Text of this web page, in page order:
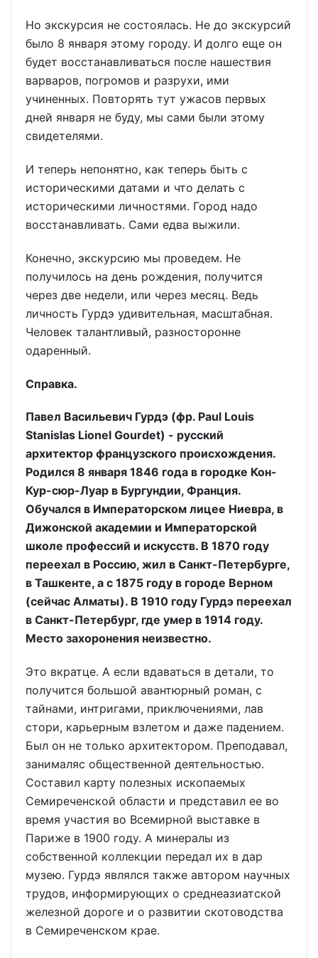
Но экскурсия не состоялась. Не до экскурсий
было 8 января этому городу. И долго еще он
будет восстанавливаться после нашествия
варваров, погромов и разрухи, ими
учиненных. Повторять тут ужасов первых
дней января не буду, мы сами были этому
свидетелями.
И теперь непонятно, как теперь быть с
историческими датами и что делать с
историческими личностями. Город надо
восстанавливать. Сами едва выжили.
Конечно, экскурсию мы проведем. Не
получилось на день рождения, получится
через две недели, или через месяц. Ведь
личность Гурдэ удивительная, масштабная.
Человек талантливый, разносторонне
одаренный.
Справка.
Павел Васильевич Гурдэ (фр. Paul Louis
Stanislas Lionel Gourdet) - русский
архитектор французского происхождения.
Родился 8 января 1846 года в городке Кон-
Кур-сюр-Луар в Бургундии, Франция.
Обучался в Императорском лицее Ниевра, в
Дижонской академии и Императорской
школе профессий и искусств. В 1870 году
переехал в Россию, жил в Санкт-Петербурге,
в Ташкенте, а с 1875 году в городе Верном
(сейчас Алматы). В 1910 году Гурдэ переехал
в Санкт-Петербург, где умер в 1914 году.
Место захоронения неизвестно.
Это вкратце. А если вдаваться в детали, то
получится большой авантюрный роман, с
тайнами, интригами, приключениями, лав
стори, карьерным взлетом и даже падением.
Был он не только архитектором. Преподавал,
занималяс общественной деятельностью.
Составил карту полезных ископаемых
Семиреченской области и представил ее во
время участия во Всемирной выставке в
Париже в 1900 году. А минералы из
собственной коллекции передал их в дар
музею. Гурдэ являлся также автором научных
трудов, информирующих о среднеазиатской
железной дороге и о развитии скотоводства
в Семиреченском крае.